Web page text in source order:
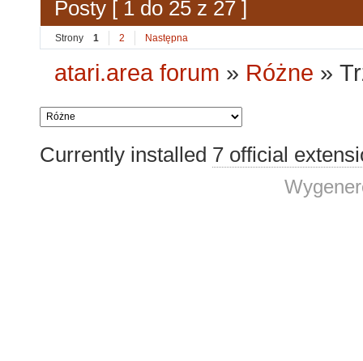
Posty [ 1 do 25 z 27 ]
Strony 1 2 Następna
atari.area forum » Różne »
Currently installed 7 official